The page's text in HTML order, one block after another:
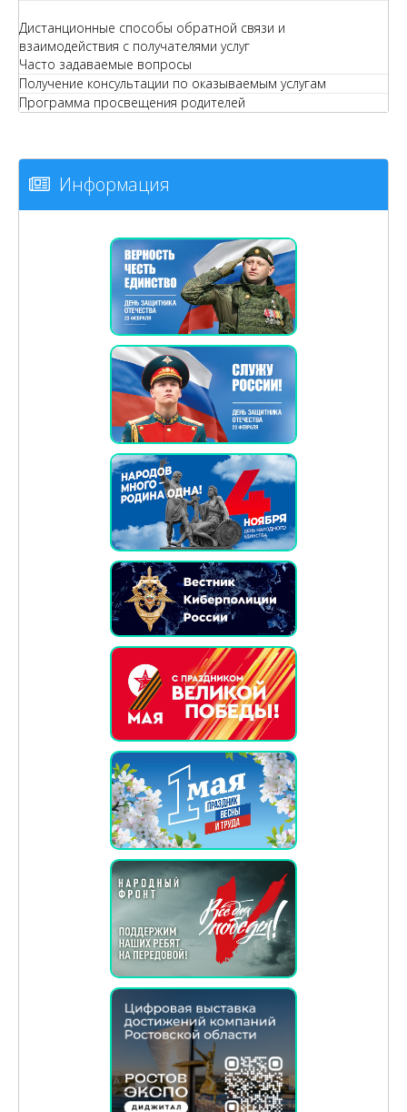
Дистанционные способы обратной связи и
взаимодействия с получателями услуг
Часто задаваемые вопросы
Получение консультации по оказываемым услугам
Программа просвещения родителей
Информация